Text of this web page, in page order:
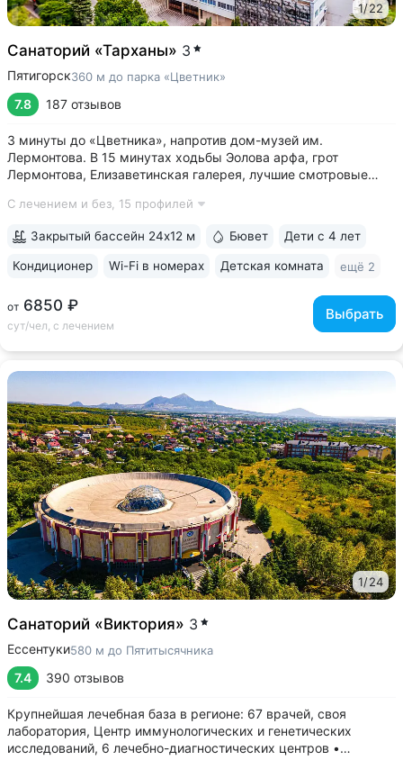
1/22
Санаторий «Тарханы» 3
Пятигорск360 м до парка «Цветник»
7.8 187 отзывов
3 минуты до «Цветника», напротив дом-музей им.
Лермонтова. В 15 минутах ходьбы Эолова арфа, грот
Лермонтова, Елизаветинская галерея, лучшие смотровые
напротив санатория, 7 минут прогулки до Центральной
С лечением и без, 15 профилей
от 6850 ₽
сут/чел, с лечением
Выбрать
Закрытый бассейн 24x12 м Бювет Дети с 4 лет
Кондиционер Wi-Fi в номерах Детская комната ещё 2
1/24
Санаторий «Виктория» 3
Ессентуки580 м до Пятитысячника
7.4 390 отзывов
Крупнейшая лечебная база в регионе: 67 врачей, своя
лаборатория, Центр иммунологических и генетических
исследований, 6 лечебно-диагностических центров •